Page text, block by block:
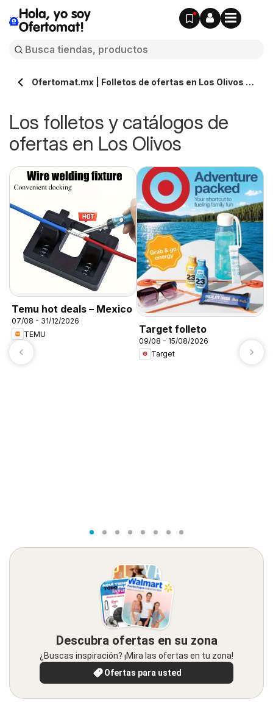
Hola, yo soy
Ofertomat!
Ofertomat.mx | Folletos de ofertas en Los Olivos »
Los folletos y catálogos de
ofertas en Los Olivos
Temu hot deals – Mexico
07/08 - 31/12/2026
TEMU
Target folleto
09/08 - 15/08/2026
Target
Descubra ofertas en su zona
¿Buscas inspiración? ¡Mira las ofertas en tu zona!
Ofertas para usted